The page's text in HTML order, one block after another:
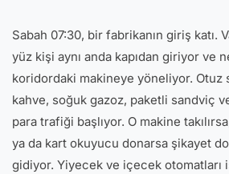
Sabah 07:30, bir fabrikanın giriş katı.
yüz kişi aynı anda kapıdan giriyor ve
koridordaki makineye yöneliyor. Otuz
kahve, soğuk gazoz, paketli sandviç
para trafiği başlıyor. O makine
ya da kart okuyucu donarsa şikayet
gidiyor. Yiyecek ve içecek otomatları